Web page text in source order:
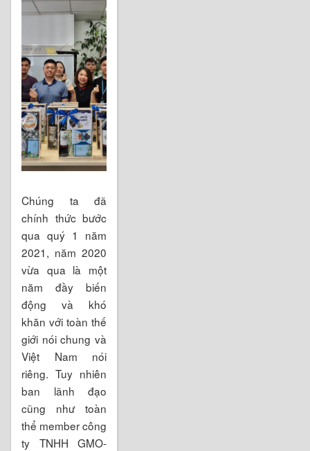
Chúng ta đã
chính thức bước
qua quý 1 năm
2021, năm 2020
vừa qua là một
năm đầy biến
động và khó
khăn với toàn thế
giới nói chung và
Việt Nam nói
riêng. Tuy nhiên
ban lãnh đạo
cũng như toàn
thể member công
ty TNHH GMO-